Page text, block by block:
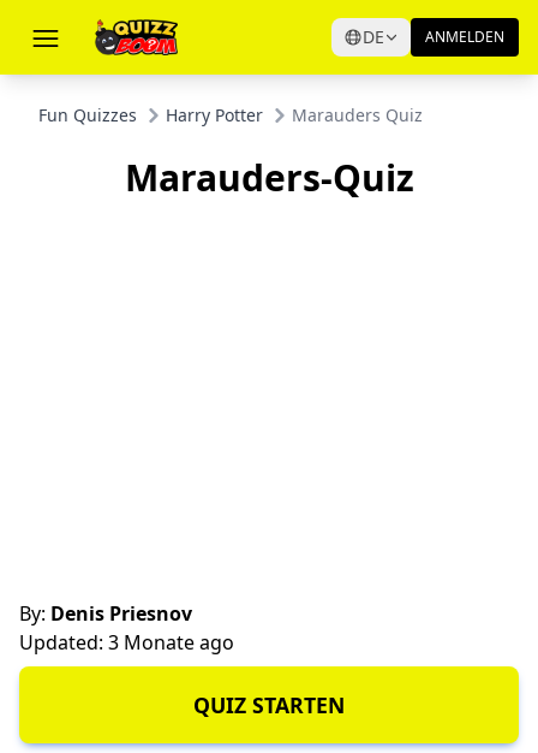
DE ANMELDEN
Fun Quizzes Harry Potter Marauders Quiz
Marauders-Quiz
By: Denis Priesnov
Updated: 3 Monate ago
QUIZ STARTEN